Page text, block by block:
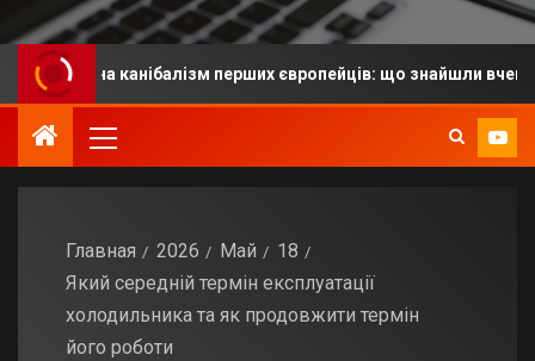
на канібалізм перших європейців: що знайшли вчені
Главная 2026 Май
18
Який середній термін експлуатації
холодильника та як продовжити термін
його роботи